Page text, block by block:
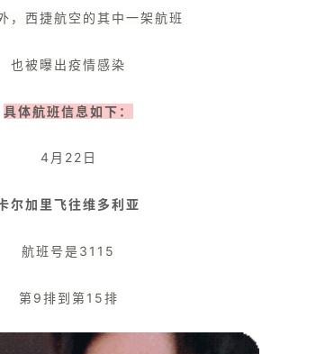
，西捷航空的其中一架航班
也被曝出疫情感染
具体航班信息如下：
4月22日
尔加里飞往维多利亚
航班号是3115
第9排到第15排